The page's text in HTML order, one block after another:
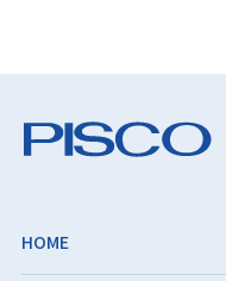
HOME